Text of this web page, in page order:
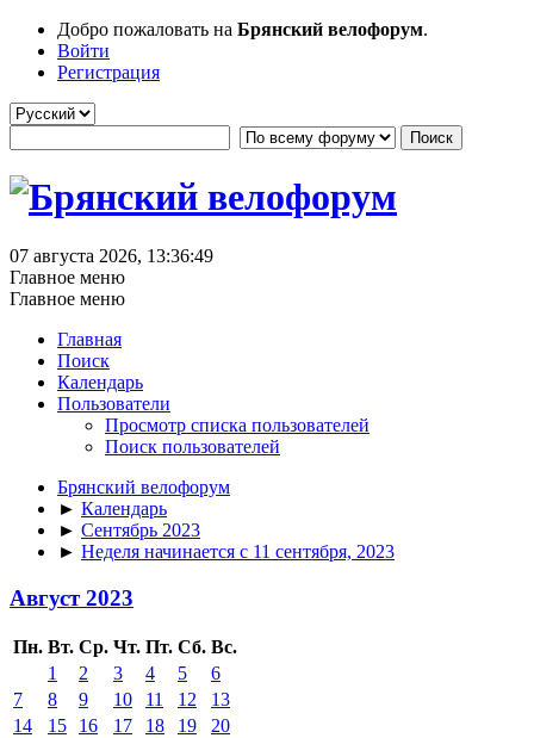
Добро пожаловать на Брянский велофорум.
Войти
Регистрация
07 августа 2026, 13:36:49
Главное меню
Главное меню
Главная
Поиск
Календарь
Пользователи
Просмотр списка пользователей
Поиск пользователей
Брянский велофорум
► Календарь
► Сентябрь 2023
► Неделя начинается с 11 сентября, 2023
Август 2023
Пн. Вт. Ср. Чт. Пт. Сб. Вс.
1
2 3 4 5
6
7
8 9 10 11 12
13
14
15 16 17 18 19
20